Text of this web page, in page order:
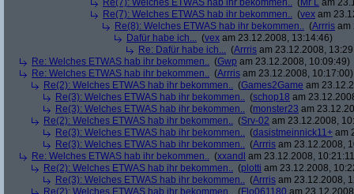
Re(7): Welches ETWAS hab ihr bekommen.. (Mr L am
Re(7): Welches ETWAS hab ihr bekommen.. (vex am
Re(8): Welches ETWAS hab ihr bekommen.. (Arrris am
Dafür habe ich... (vex am 23.12.2008, 13:14:46)
Re: Dafür habe ich... (Arrris am 23.12.2008,
Re: Welches ETWAS hab ihr bekommen.. (Gwp am 23.12.2008, 10:09:49)
Re: Welches ETWAS hab ihr bekommen.. (Arrris am 23.12.2008, 10:17:00)
Re(2): Welches ETWAS hab ihr bekommen.. (Games2Game am
Re(3): Welches ETWAS hab ihr bekommen.. (schop18 am
Re(3): Welches ETWAS hab ihr bekommen.. (monster23 am
Re(2): Welches ETWAS hab ihr bekommen.. (Srv-02 am 23.12.2008,
Re(3): Welches ETWAS hab ihr bekommen.. (dasistmeinnick11+ am
Re(3): Welches ETWAS hab ihr bekommen.. (Arrris am 23.12.2008,
Re: Welches ETWAS hab ihr bekommen.. (xxandl am 23.12.2008,
Re(2): Welches ETWAS hab ihr bekommen.. (plotti am 23.12.2008,
Re(3): Welches ETWAS hab ihr bekommen.. (Arrris am 23.12.2008,
Re(2): Welches ETWAS hab ihr bekommen.. (Flo061180 am